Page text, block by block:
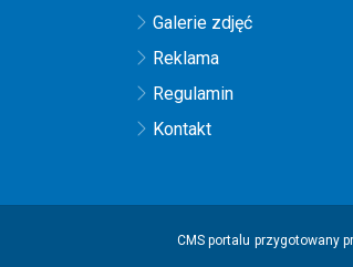
Galerie zdjęć
Reklama
Regulamin
Kontakt
CMS portalu przygotowany